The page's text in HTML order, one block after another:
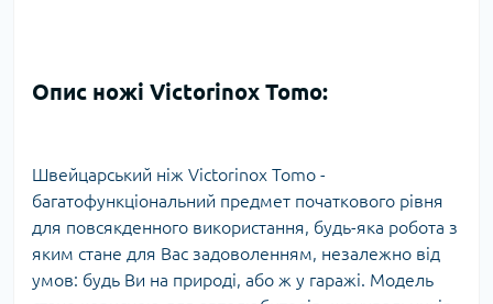
Опис ножі Victorinox Tomo:
Швейцарський ніж Victorinox Tomo -
багатофункціональний предмет початкового рівня
для повсякденного використання, будь-яка робота з
яким стане для Вас задоволенням, незалежно від
умов: будь Ви на природі, або ж у гаражі. Модель